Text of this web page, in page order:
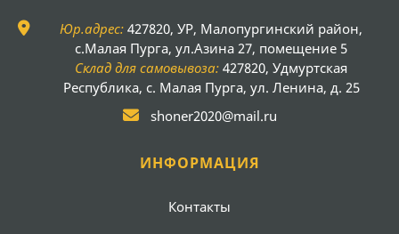
Юр.адрес: 427820, УР, Малопургинский район,
с.Малая Пурга, ул.Азина 27, помещение 5
Склад для самовывоза: 427820, Удмуртская
Республика, с. Малая Пурга, ул. Ленина, д. 25
shoner2020@mail.ru
ИНФОРМАЦИЯ
Контакты